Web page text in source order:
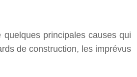
principales causes qui
de construction, les imprévus